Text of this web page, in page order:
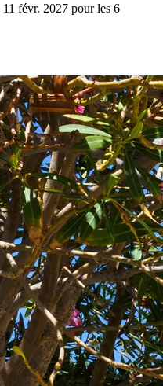
11 févr. 2027 pour les 6